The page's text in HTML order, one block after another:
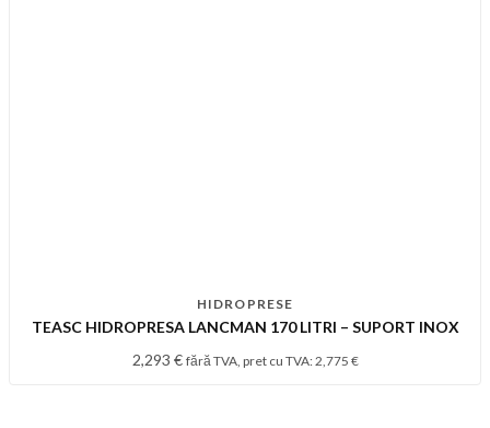
HIDROPRESE
TEASC HIDROPRESA LANCMAN 170 LITRI – SUPORT INOX
2,293 € fără TVA, pret cu TVA: 2,775 €